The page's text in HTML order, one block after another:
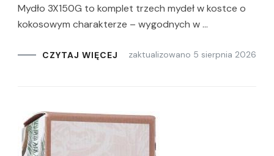
Mydło 3X150G to komplet trzech mydeł w kostce o
kokosowym charakterze – wygodnych w …
CZYTAJ WIĘCEJ zaktualizowano 5 sierpnia 2026